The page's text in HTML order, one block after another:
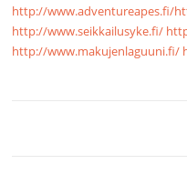
http://www.adventureapes.fi/
http://www.seikkailusyke.fi/
http://www.makujenlaguuni.fi/